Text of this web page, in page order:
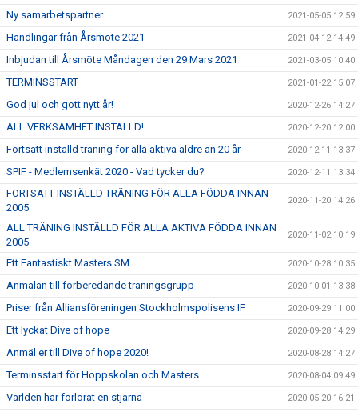
Ny samarbetspartner 2021-05-05 12:59
Handlingar från Årsmöte 2021 2021-04-12 14:49
Inbjudan till Årsmöte Måndagen den 29 Mars 2021 2021-03-05 10:40
TERMINSSTART 2021-01-22 15:07
God jul och gott nytt år! 2020-12-26 14:27
ALL VERKSAMHET INSTÄLLD! 2020-12-20 12:00
Fortsatt inställd träning för alla aktiva äldre än 20 år 2020-12-11 13:37
SPIF - Medlemsenkät 2020 - Vad tycker du? 2020-12-11 13:34
FORTSATT INSTÄLLD TRÄNING FÖR ALLA FÖDDA INNAN
2005
2020-11-20 14:26
ALL TRÄNING INSTÄLLD FÖR ALLA AKTIVA FÖDDA INNAN
2005
2020-11-02 10:19
Ett Fantastiskt Masters SM 2020-10-28 10:35
Anmälan till förberedande träningsgrupp 2020-10-01 13:38
Priser från Alliansföreningen Stockholmspolisens IF 2020-09-29 11:00
Ett lyckat Dive of hope 2020-09-28 14:29
Anmäl er till Dive of hope 2020! 2020-08-28 14:27
Terminsstart för Hoppskolan och Masters 2020-08-04 09:49
Världen har förlorat en stjärna 2020-05-20 16:21